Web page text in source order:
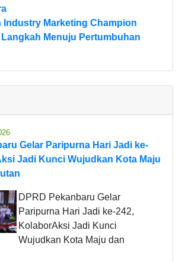
Industry Marketing Champion
Menuju Pertumbuhan
Gelar Paripurna Hari Jadi ke-
Jadi Kunci Wujudkan Kota Maju
DPRD Pekanbaru Gelar
Paripurna Hari Jadi ke-242,
KolaborAksi Jadi Kunci
Wujudkan Kota Maju dan